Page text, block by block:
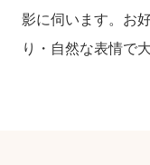
影に伺います。お
り・自然な表情で